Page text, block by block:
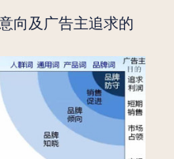
向及广告主追求的